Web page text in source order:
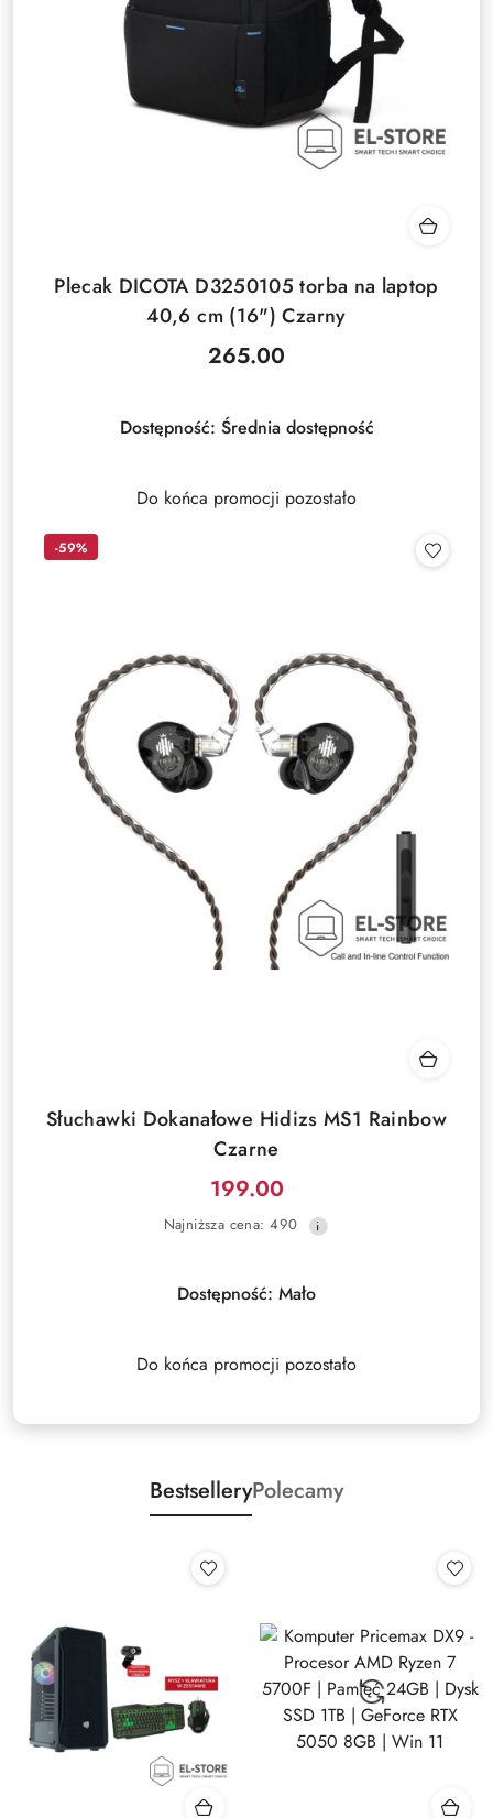
Plecak DICOTA D3250105 torba na laptop
40,6 cm (16") Czarny
Cena:
265.00
Dostępność: Średnia dostępność
Do końca promocji pozostało
Słuchawki Dokanałowe Hidizs MS1 Rainbow
Czarne
Cena
promocyjna:
199.00
Najniższa
30
dni
Najniższa cena: 490
-59%
Dostępność: Mało
Do końca promocji pozostało
BestselleryPolecamy